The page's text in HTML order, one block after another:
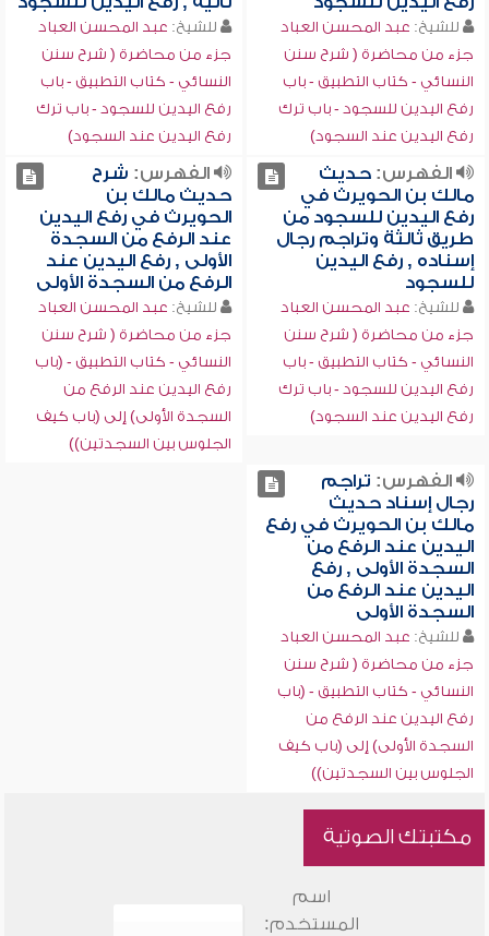
للشيخ: عبد المحسن العباد
جزء من محاضرة ( شرح سنن
النسائي - كتاب التطبيق - باب
رفع اليدين للسجود - باب ترك
رفع اليدين عند السجود)
للشيخ: عبد المحسن العباد
جزء من محاضرة ( شرح سنن
النسائي - كتاب التطبيق - باب
رفع اليدين للسجود - باب ترك
رفع اليدين عند السجود)
الفهرس:حديث
مالك بن الحويرث في
رفع اليدين للسجود من
طريق ثالثة وتراجم رجال
إسناده , رفع اليدين
للسجود
للشيخ: عبد المحسن العباد
جزء من محاضرة ( شرح سنن
النسائي - كتاب التطبيق - باب
رفع اليدين للسجود - باب ترك
رفع اليدين عند السجود)
الفهرس: شرح
حديث مالك بن
الحويرث في رفع اليدين
عند الرفع من السجدة
الأولى , رفع اليدين عند
الرفع من السجدة الأولى
للشيخ: عبد المحسن العباد
جزء من محاضرة ( شرح سنن
النسائي - كتاب التطبيق - (باب
رفع اليدين عند الرفع من
السجدة الأولى) إلى (باب كيف
الجلوس بين السجدتين))
الفهرس: تراجم
رجال إسناد حديث
مالك بن الحويرث في رفع
اليدين عند الرفع من
السجدة الأولى , رفع
اليدين عند الرفع من
السجدة الأولى
للشيخ: عبد المحسن العباد
جزء من محاضرة ( شرح سنن
النسائي - كتاب التطبيق - (باب
رفع اليدين عند الرفع من
السجدة الأولى) إلى (باب كيف
الجلوس بين السجدتين))
مكتبتك الصوتية
اسم
المستخدم: